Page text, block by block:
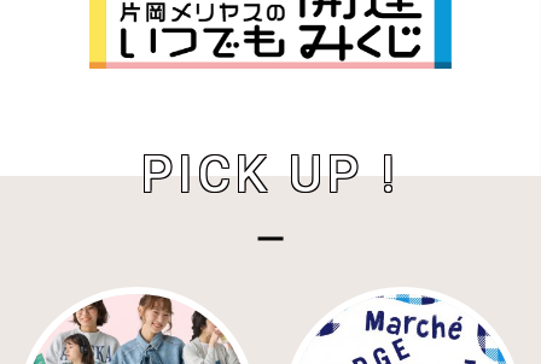
PICK UP !